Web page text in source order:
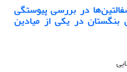
در بررسی پیوستگی
در یکی از میادین